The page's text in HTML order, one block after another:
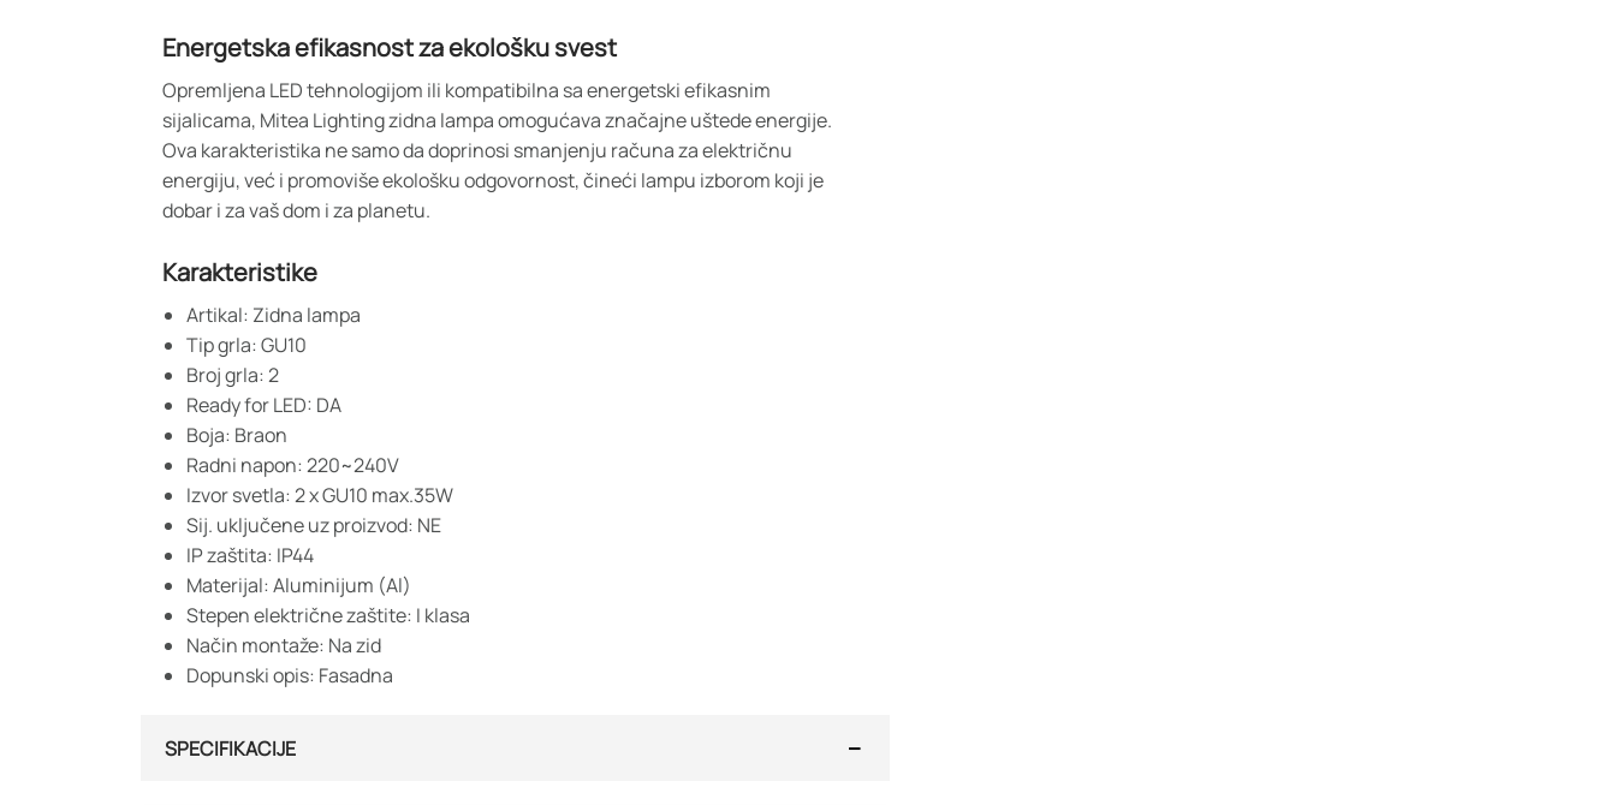
Energetska efikasnost za ekološku svest
Opremljena LED tehnologijom ili kompatibilna sa energetski efikasnim
sijalicama, Mitea Lighting zidna lampa omogućava značajne uštede energije.
Ova karakteristika ne samo da doprinosi smanjenju računa za električnu
energiju, već i promoviše ekološku odgovornost, čineći lampu izborom koji je
dobar i za vaš dom i za planetu.
Karakteristike
Artikal: Zidna lampa
Tip grla: GU10
Broj grla: 2
Ready for LED: DA
Boja: Braon
Radni napon: 220~240V
Izvor svetla: 2 x GU10 max.35W
Sij. uključene uz proizvod: NE
IP zaštita: IP44
Materijal: Aluminijum (Al)
Stepen električne zaštite: I klasa
Način montaže: Na zid
Dopunski opis: Fasadna
SPECIFIKACIJE